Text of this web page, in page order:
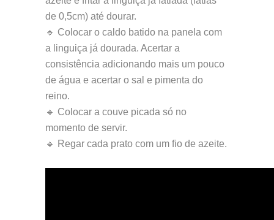
de 0,5cm) até dourar.
🔹 Colocar o caldo batido na panela com
a linguiça já dourada. Acertar a
consistência adicionando mais um pouco
de água e acertar o sal e pimenta do
reino.
🔹 Colocar a couve picada só no
momento de servir.
🔹 Regar cada prato com um fio de azeite.